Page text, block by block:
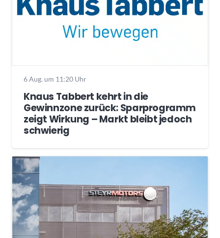
6 Aug. um 11:20 Uhr
Knaus Tabbert kehrt in die
Gewinnzone zurück: Sparprogramm
zeigt Wirkung – Markt bleibt jedoch
schwierig